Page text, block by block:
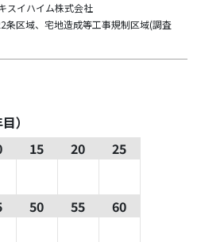
スイハイム株式会社
条区域、宅地造成等工事規制区域(調査
）
15 20 25
50 55 60